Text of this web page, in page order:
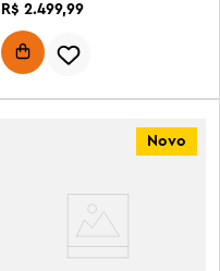
R$ 2.499,99
Novo